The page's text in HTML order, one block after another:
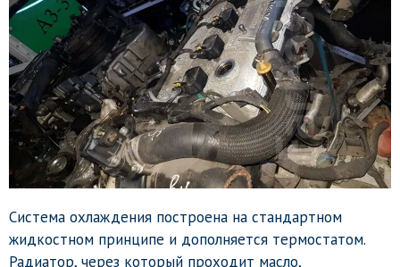
Система охлаждения построена на стандартном
жидкостном принципе и дополняется термостатом.
Радиатор, через который проходит масло,